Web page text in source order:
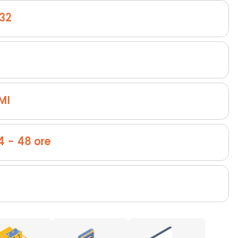
- 48 ore